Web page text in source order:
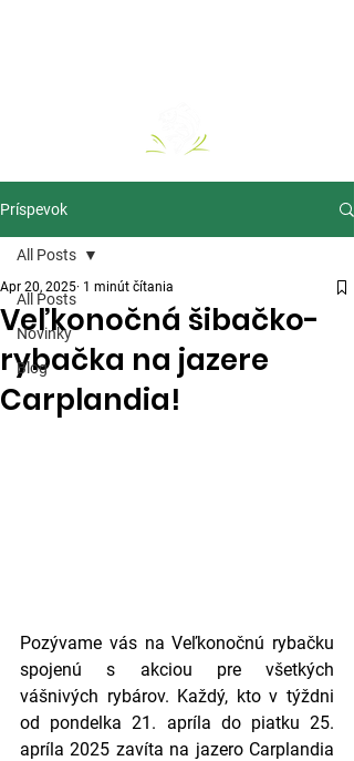
Príspevok
All Posts
Novinky
Blog
All Posts
Veľkonočná šibačko-
rybačka na jazere
Carplandia!
Apr 20, 2025 1 minút čítania
Pozývame vás na Veľkonočnú rybačku
spojenú s akciou pre všetkých
vášnivých rybárov. Každý, kto v týždni
od pondelka 21. apríla do piatku 25.
apríla 2025 zavíta na jazero Carplandia